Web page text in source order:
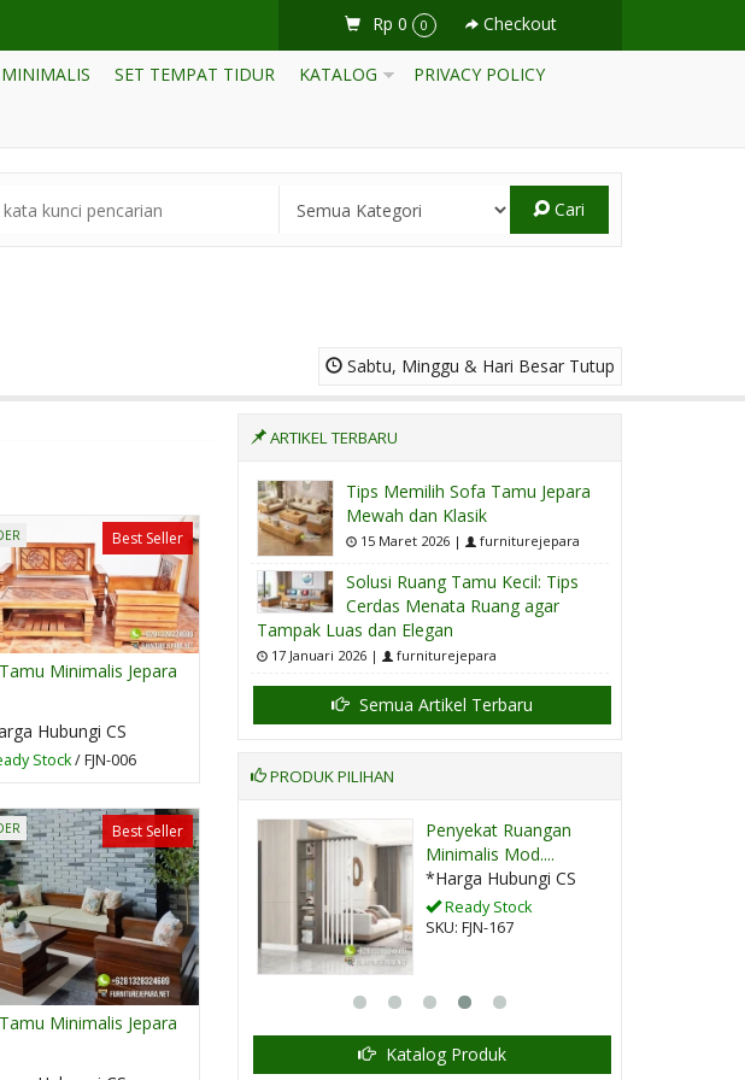
Rp 0 0 Checkout
SET TEMPAT TIDUR KATALOG PRIVACY POLICY
Cari
Sabtu, Minggu & Hari Besar Tutup
Best Seller
Minimalis Jepara
Hubungi CS
Stock/ FJN-006
Best Seller
Minimalis Jepara
ARTIKEL TERBARU
Tips Memilih Sofa Tamu Jepara
Mewah dan Klasik
15 Maret 2026 | furniturejepara
Solusi Ruang Tamu Kecil: Tips
Cerdas Menata Ruang agar
Tampak Luas dan Elegan
17 Januari 2026 | furniturejepara
Semua Artikel Terbaru
PRODUK PILIHAN
Kursi Tamu Jati
Minimalis Mode....
*Harga Hubungi CS
Ready Stock
SKU: FJN-201
Penyekat Ruangan
Minimalis Mod....
*Harga Hubungi CS
Ready Stock
SKU: FJN-167
Katalog Produk